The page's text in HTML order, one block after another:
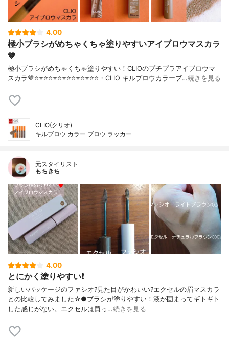
4.00
極小ブラシがめちゃくちゃ塗りやすいアイブロウマスカラ
🤎
極小ブラシがめちゃくちゃ塗りやすい！CLIOのプチプラアイブロウマ
スカラ🤎⭐️⭐️⭐️⭐️⭐️⭐️⭐️⭐️⭐️⭐️⭐️⭐️⭐️⭐️・CLIO キルブロウカラーブ…続きを見る
CLIO(クリオ)
キルブロウ カラー ブロウ ラッカー
元スタイリスト
もちきち
4.00
とにかく塗りやすい❗
新しいパッケージのファシオ?見た目がかわいい?エクセルの眉マスカラ
との比較してみました☆●ブラシが塗りやすい！液が固まってギトギト
した感じがない。エクセルは買っ…続きを見る